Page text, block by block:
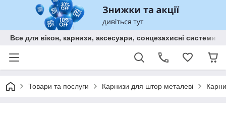
Все для вікон, карнизи, аксесуари, сонцезахисні
Товари та послуги Карнизи для штор металеві